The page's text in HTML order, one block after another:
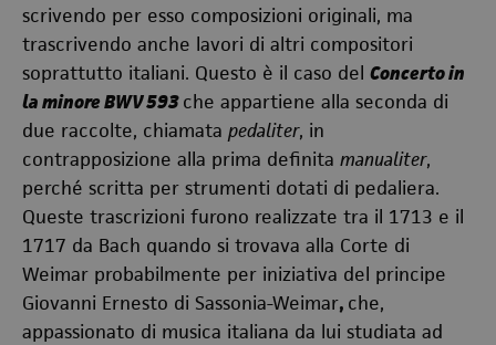
scrivendo per esso composizioni originali, ma
trascrivendo anche lavori di altri compositori
soprattutto italiani. Questo è il caso del Concerto in
la minore BWV 593che appartiene alla seconda di
due raccolte, chiamata pedaliter, in
contrapposizione alla prima definita manualiter,
perché scritta per strumenti dotati di pedaliera.
Queste trascrizioni furono realizzate tra il 1713 e il
1717 da Bach quando si trovava alla Corte di
Weimar probabilmente per iniziativa del principe
Giovanni Ernesto di Sassonia-Weimar, che,
appassionato di musica italiana da lui studiata ad